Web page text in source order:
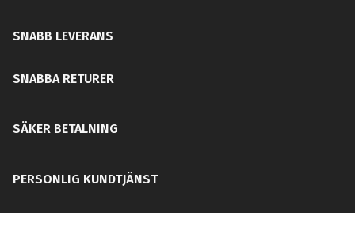
SNABB LEVERANS
SNABBA RETURER
SÄKER BETALNING
PERSONLIG KUNDTJÄNST